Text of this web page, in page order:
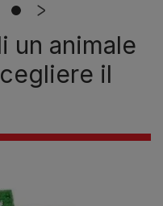
un animale
il